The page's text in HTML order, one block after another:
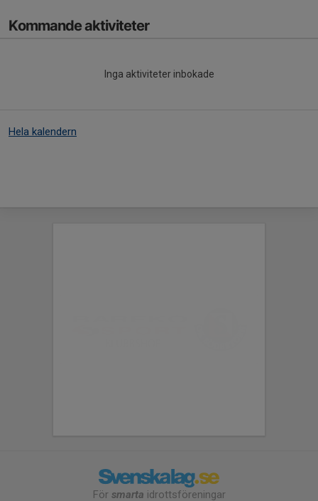
Kommande aktiviteter
Inga aktiviteter inbokade
Hela kalendern
För smarta idrottsföreningar